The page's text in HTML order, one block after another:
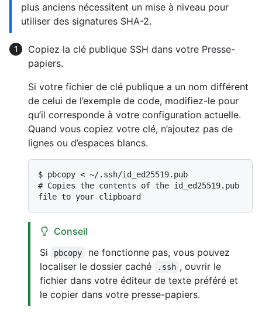
plus anciens nécessitent un mise à niveau pour
utiliser des signatures SHA-2.
Copiez la clé publique SSH dans votre Presse-
papiers.
Si votre fichier de clé publique a un nom différent
de celui de l’exemple de code, modifiez-le pour
qu’il corresponde à votre configuration actuelle.
Quand vous copiez votre clé, n’ajoutez pas de
lignes ou d’espaces blancs.
$ pbcopy < ~/.ssh/id_ed25519.pub
# Copies the contents of the id_ed25519.pub
file to your clipboard
Conseil
Si
pbcopy
ne fonctionne pas, vous pouvez
localiser le dossier caché
.ssh , ouvrir le
fichier dans votre éditeur de texte préféré et
le copier dans votre presse-papiers.